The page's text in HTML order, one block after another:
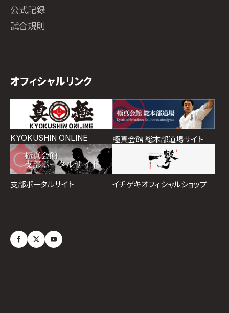
公式記録
試合規則
オフィシャルリンク
KYOKUSHIN ONLINE 極真会館 総本部道場サイト
支部ポータルサイト イチゲキオフィシャルショップ